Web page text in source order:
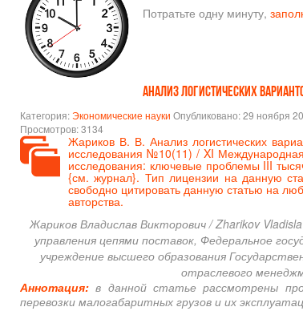
Потратьте одну минуту,
Анализ логистических
Категория:Экономические науки Опубликовано: 29 ноября
Просмотров: 3134
Жариков В. В. Анализ логистических
исследования №10(11) / XI
исследования: ключевые проблемы III
{см. журнал}. Тип лицензии на данную
свободно цитировать данную статью на
авторства.
Жариков Владислав Викторович / Zharikov
управления цепями поставок, Федеральное
учреждение высшего образования
отраслевого
Аннотация: в данной статье рассмотрены
перевозки малогабаритных грузов и их